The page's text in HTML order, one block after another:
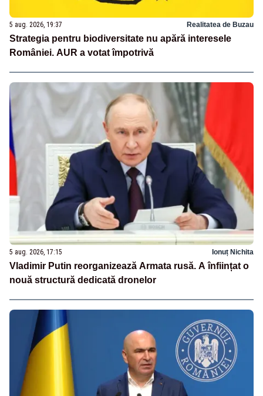
5 aug. 2026, 19:37 Realitatea de Buzau
Strategia pentru biodiversitate nu apără interesele
României. AUR a votat împotrivă
5 aug. 2026, 17:15 Ionuț Nichita
Vladimir Putin reorganizează Armata rusă. A înființat o
nouă structură dedicată dronelor